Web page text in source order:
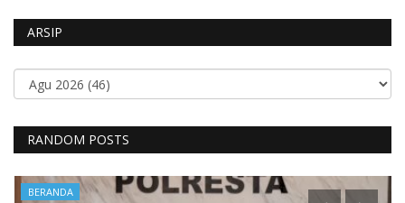
ARSIP
RANDOM POSTS
BERANDA